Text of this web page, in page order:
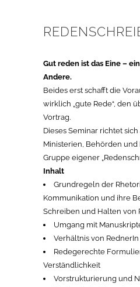
Gut reden ist das Eine –
Andere.
Beides erst schafft die
wirklich „gute Rede“, den
Vortrag.
Dieses Seminar richtet
Ministerien, Behörden
Gruppe eigener
Inhalt
Grundregeln der
Kommunikation und ihre
Schreiben und Halten von
Umgang mit
Verhältnis von
Redegerechte
Verständlichkeit
Vorstrukturierung und